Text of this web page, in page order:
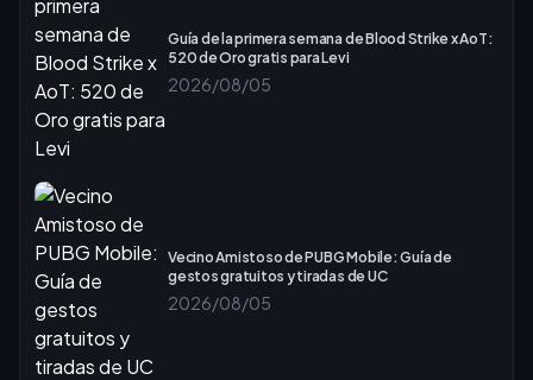
Guía de la primera semana de Blood Strike x AoT:
520 de Oro gratis para Levi
2026/08/05
Vecino Amistoso de PUBG Mobile: Guía de
gestos gratuitos y tiradas de UC
2026/08/05